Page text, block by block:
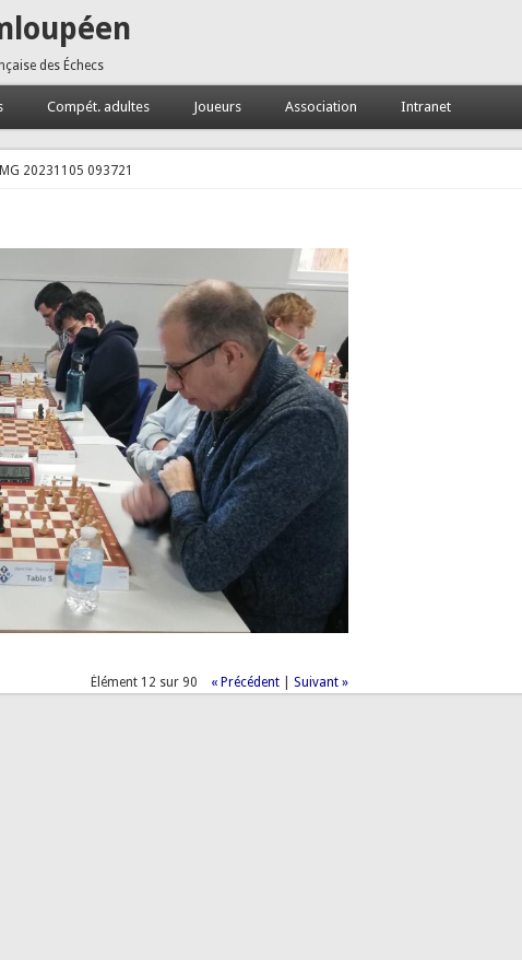
des Échecs
Compét. adultes Joueurs Association Intranet
20231105 093721
Élément 12 sur 90 « Précédent| Suivant »